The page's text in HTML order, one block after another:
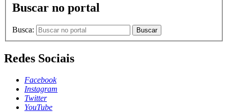
Buscar no portal
Busca: Buscar
Redes Sociais
Facebook
Instagram
Twitter
YouTube